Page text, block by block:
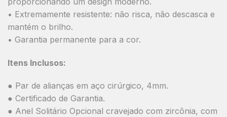
• Extremamente resistente: não risca, não descasca e
mantém o brilho.
• Garantia permanente para a cor.
Itens Inclusos:
● Par de alianças em aço cirúrgico, 4mm.
● Certificado de Garantia.
● Anel Solitário Opcional cravejado com zircônia, com